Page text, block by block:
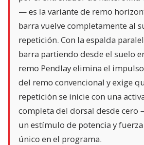
— es la variante de remo
barra vuelve completamente al
repetición. Con la espalda
barra partiendo desde el suelo
remo Pendlay elimina el
del remo convencional y exige
repetición se inicie con una
completa del dorsal desde cero
un estímulo de potencia y
único en el programa.